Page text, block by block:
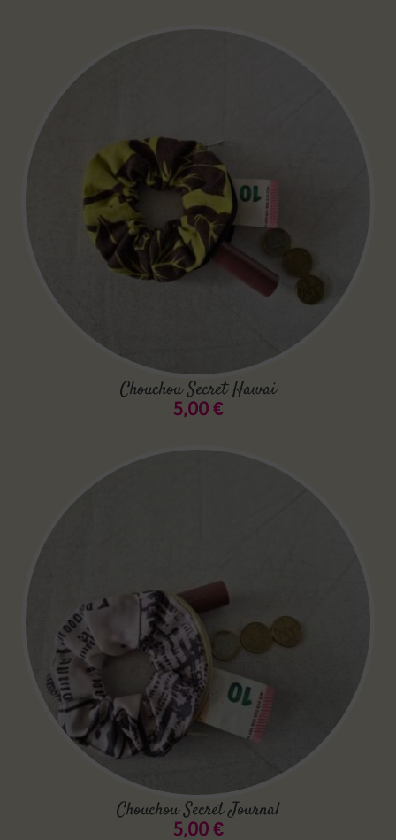
Chouchou Secret Hawai
5,00 €
Chouchou Secret Journal
5,00 €